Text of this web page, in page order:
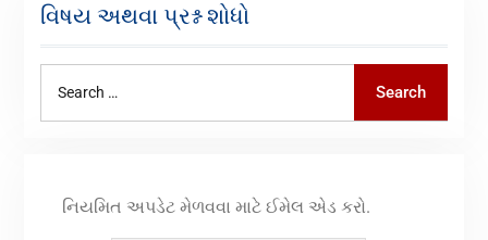
વિષય અથવા પ્રશ્ન શોધો
Search
નિયમિત અપડેટ મેળવવા માટે ઈમેલ એડ કરો.